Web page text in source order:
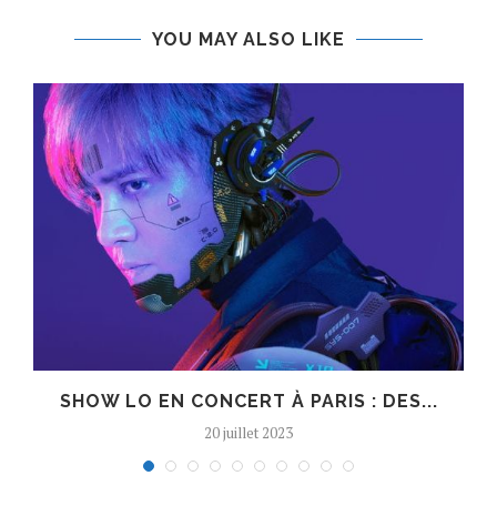
YOU MAY ALSO LIKE
SHOW LO EN CONCERT À PARIS : DES...
20 juillet 2023